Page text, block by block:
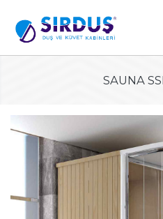
SAUNA